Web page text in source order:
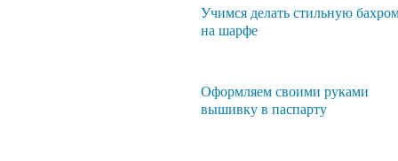
Учимся делать стильную
на шарфе
Оформляем своими руками
вышивку в паспарту